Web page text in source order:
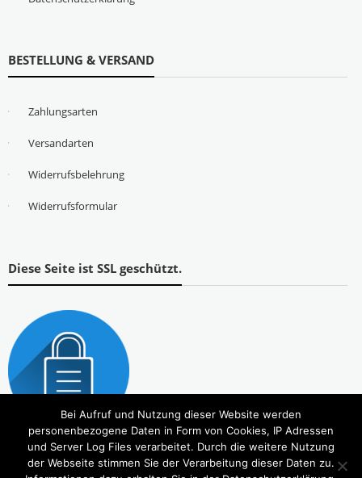
BESTELLUNG & VERSAND
Zahlungsarten
Versandarten
Widerrufsbelehrung
Widerrufsformular
Diese Seite ist SSL geschützt.
Bei Aufruf und Nutzung dieser Website werden
personenbezogene Daten in Form von Cookies, IP Adressen
und Server Log Files verarbeitet. Durch die weitere Nutzung
der Webseite stimmen Sie der Verarbeitung dieser Daten zu.